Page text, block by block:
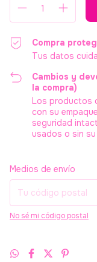
Compra
Tus datos
Cambios y
la compra)
Los productos
con su
seguridad
usados o sin
Entregas para el CP:
Medios de envío
No sé mi código postal